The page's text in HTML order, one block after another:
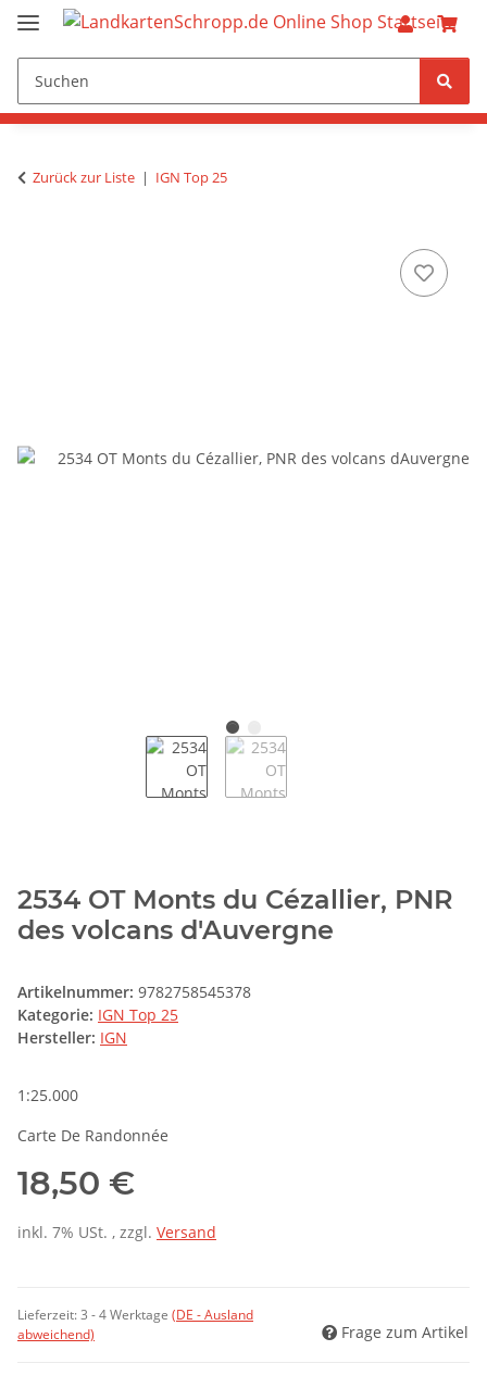
Zurück zur Liste IGN Top 25
2534 OT Monts du Cézallier, PNR
des volcans d'Auvergne
Artikelnummer: 9782758545378
Kategorie: IGN Top 25
Hersteller: IGN
1:25.000
Carte De Randonnée
18,50 €
inkl. 7% USt. , zzgl. Versand
Lieferzeit:3 - 4 Werktage (DE - Ausland
abweichend)
Frage zum Artikel